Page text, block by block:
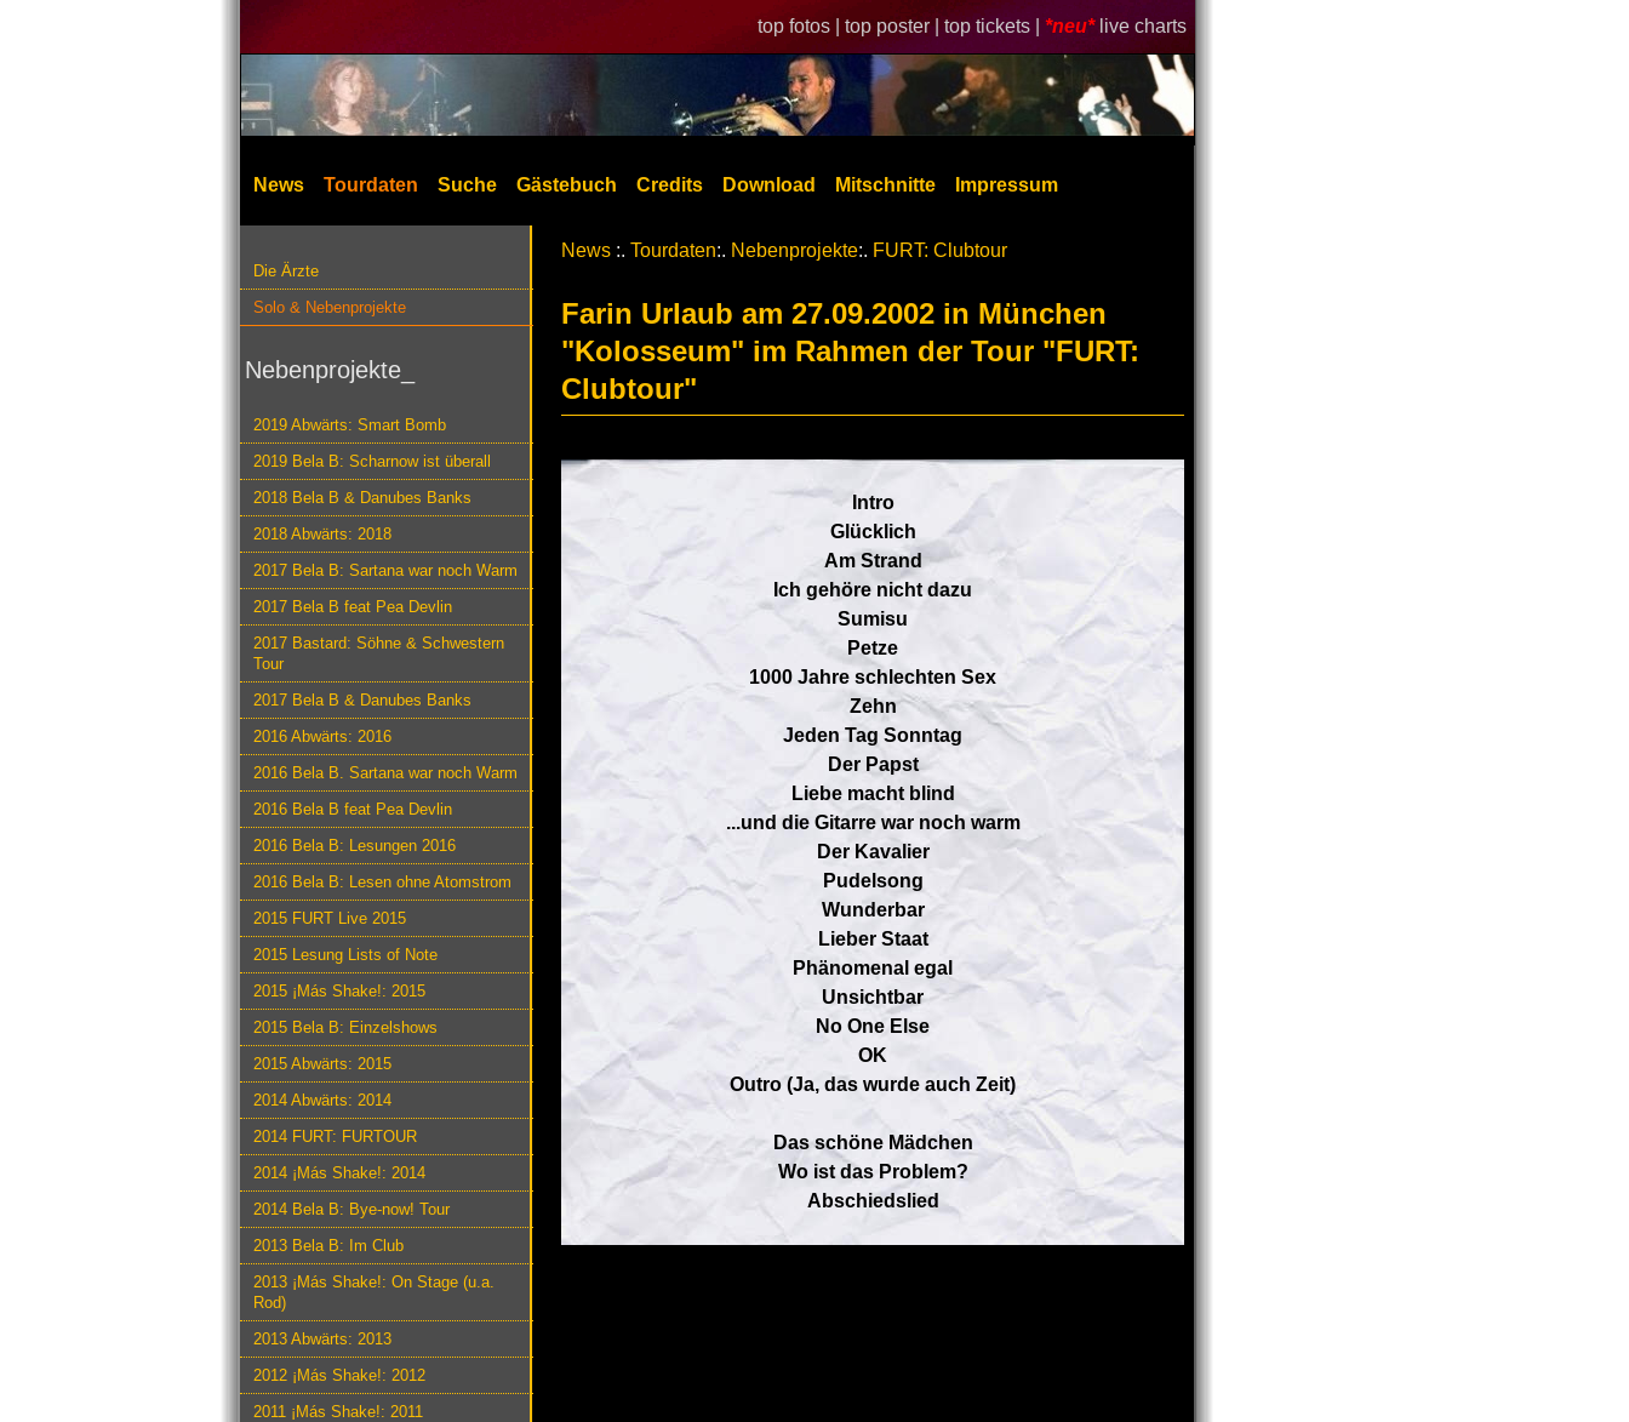
top fotos | top poster | top tickets | *neu* live charts
News Tourdaten Suche Gästebuch Credits Download Mitschnitte Impressum
Die Ärzte
Solo & Nebenprojekte
Nebenprojekte_
2019 Abwärts: Smart Bomb
2019 Bela B: Scharnow ist überall
2018 Bela B & Danubes Banks
2018 Abwärts: 2018
2017 Bela B: Sartana war noch Warm
2017 Bela B feat Pea Devlin
2017 Bastard: Söhne & Schwestern
Tour
2017 Bela B & Danubes Banks
2016 Abwärts: 2016
2016 Bela B. Sartana war noch Warm
2016 Bela B feat Pea Devlin
2016 Bela B: Lesungen 2016
2016 Bela B: Lesen ohne Atomstrom
2015 FURT Live 2015
2015 Lesung Lists of Note
2015 ¡Más Shake!: 2015
2015 Bela B: Einzelshows
2015 Abwärts: 2015
2014 Abwärts: 2014
2014 FURT: FURTOUR
2014 ¡Más Shake!: 2014
2014 Bela B: Bye-now! Tour
2013 Bela B: Im Club
2013 ¡Más Shake!: On Stage (u.a.
Rod)
2013 Abwärts: 2013
2012 ¡Más Shake!: 2012
2011 ¡Más Shake!: 2011
News :. Tourdaten:. Nebenprojekte:. FURT: Clubtour
Farin Urlaub am 27.09.2002 in München
"Kolosseum" im Rahmen der Tour "FURT:
Clubtour"
Intro
Glücklich
Am Strand
Ich gehöre nicht dazu
Sumisu
Petze
1000 Jahre schlechten Sex
Zehn
Jeden Tag Sonntag
Der Papst
Liebe macht blind
...und die Gitarre war noch warm
Der Kavalier
Pudelsong
Wunderbar
Lieber Staat
Phänomenal egal
Unsichtbar
No One Else
OK
Outro (Ja, das wurde auch Zeit)
Das schöne Mädchen
Wo ist das Problem?
Abschiedslied